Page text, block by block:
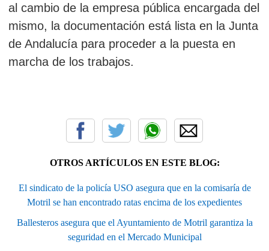
al cambio de la empresa pública encargada del
mismo, la documentación está lista en la Junta
de Andalucía para proceder a la puesta en
marcha de los trabajos.
OTROS ARTÍCULOS EN ESTE BLOG:
El sindicato de la policía USO asegura que en la comisaría de
Motril se han encontrado ratas encima de los expedientes
Ballesteros asegura que el Ayuntamiento de Motril garantiza la
seguridad en el Mercado Municipal